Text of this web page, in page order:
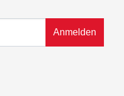
Anmelden